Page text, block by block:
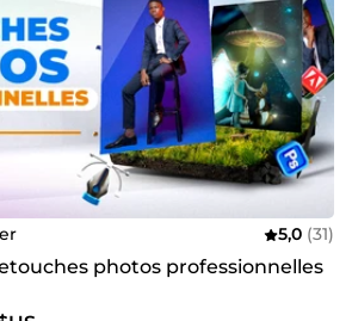
5,0 (31)
photos professionnelles